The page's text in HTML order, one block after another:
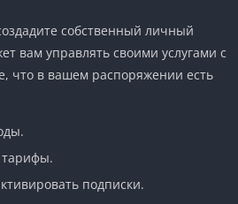
собственный личный
вам управлять своими услугами с
что в вашем распоряжении есть
подписки.